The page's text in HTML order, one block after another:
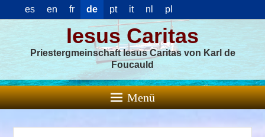
es en fr de pt it nl pl
Iesus Caritas
Priestergmeinschaft Iesus Caritas von Karl de
Foucauld
Menü